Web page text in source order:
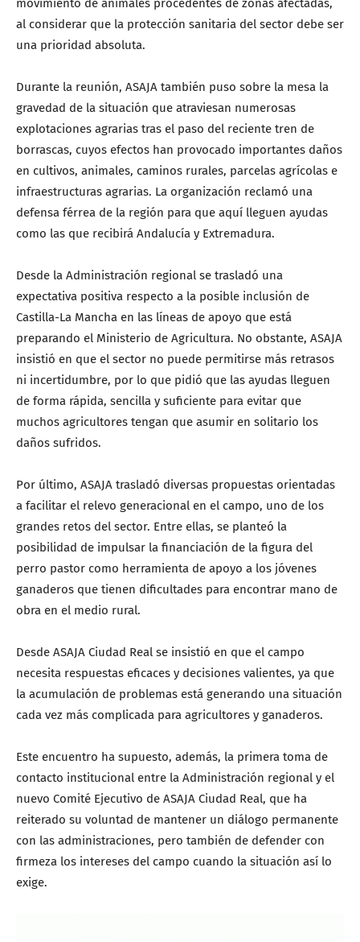
movimiento de animales procedentes de zonas afectadas,
al considerar que la protección sanitaria del sector debe ser
una prioridad absoluta.
Durante la reunión, ASAJA también puso sobre la mesa la
gravedad de la situación que atraviesan numerosas
explotaciones agrarias tras el paso del reciente tren de
borrascas, cuyos efectos han provocado importantes daños
en cultivos, animales, caminos rurales, parcelas agrícolas e
infraestructuras agrarias. La organización reclamó una
defensa férrea de la región para que aquí lleguen ayudas
como las que recibirá Andalucía y Extremadura.
Desde la Administración regional se trasladó una
expectativa positiva respecto a la posible inclusión de
Castilla-La Mancha en las líneas de apoyo que está
preparando el Ministerio de Agricultura. No obstante, ASAJA
insistió en que el sector no puede permitirse más retrasos
ni incertidumbre, por lo que pidió que las ayudas lleguen
de forma rápida, sencilla y suficiente para evitar que
muchos agricultores tengan que asumir en solitario los
daños sufridos.
Por último, ASAJA trasladó diversas propuestas orientadas
a facilitar el relevo generacional en el campo, uno de los
grandes retos del sector. Entre ellas, se planteó la
posibilidad de impulsar la financiación de la figura del
perro pastor como herramienta de apoyo a los jóvenes
ganaderos que tienen dificultades para encontrar mano de
obra en el medio rural.
Desde ASAJA Ciudad Real se insistió en que el campo
necesita respuestas eficaces y decisiones valientes, ya que
la acumulación de problemas está generando una situación
cada vez más complicada para agricultores y ganaderos.
Este encuentro ha supuesto, además, la primera toma de
contacto institucional entre la Administración regional y el
nuevo Comité Ejecutivo de ASAJA Ciudad Real, que ha
reiterado su voluntad de mantener un diálogo permanente
con las administraciones, pero también de defender con
firmeza los intereses del campo cuando la situación así lo
exige.